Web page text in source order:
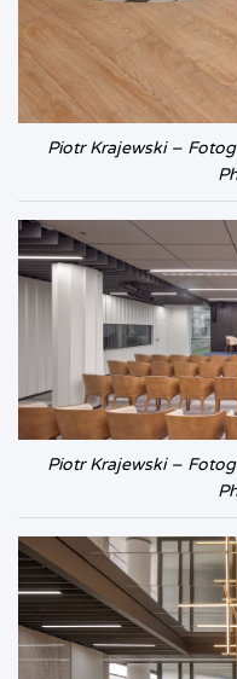
Piotr Krajewski –
Piotr Krajewski –